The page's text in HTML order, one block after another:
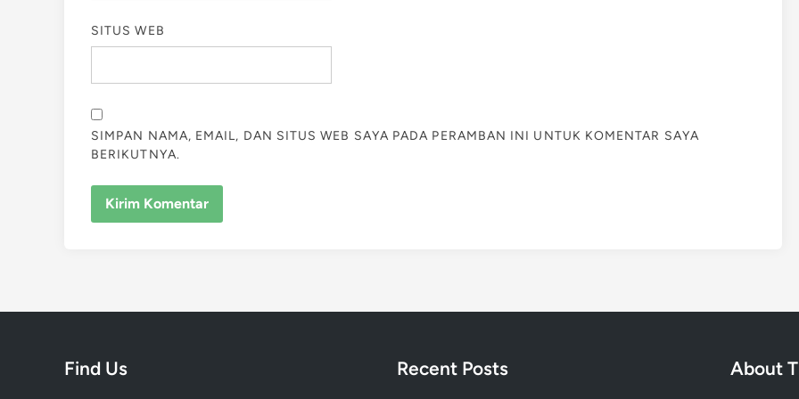
SITUS WEB
SIMPAN NAMA, EMAIL, DAN SITUS WEB SAYA PADA PERAMBAN INI UNTUK KOMENTAR SAYA
BERIKUTNYA.
Find Us Recent Posts About